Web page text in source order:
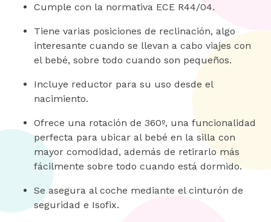
Cumple con la normativa ECE R44/04.
Tiene varias posiciones de reclinación, algo
interesante cuando se llevan a cabo viajes con
el bebé, sobre todo cuando son pequeños.
Incluye reductor para su uso desde el
nacimiento.
Ofrece una rotación de 360º, una funcionalidad
perfecta para ubicar al bebé en la silla con
mayor comodidad, además de retirarlo más
fácilmente sobre todo cuando está dormido.
Se asegura al coche mediante el cinturón de
seguridad e Isofix.